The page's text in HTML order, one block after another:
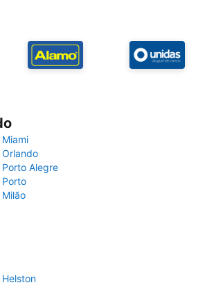
Miami
Orlando
Porto Alegre
Porto
Milão
Helston